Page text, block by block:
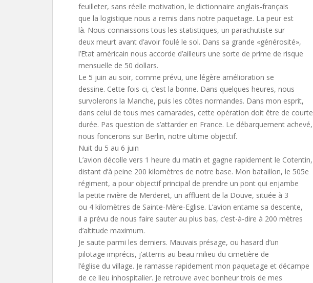
feuilleter, sans réelle motivation, le dictionnaire anglais-français
que la logistique nous a remis dans notre paquetage. La peur est
là. Nous connaissons tous les statistiques, un parachutiste sur
deux meurt avant d’avoir foulé le sol. Dans sa grande «générosité»,
l’Etat américain nous accorde d’ailleurs une sorte de prime de risque
mensuelle de 50 dollars.
Le 5 juin au soir, comme prévu, une légère amélioration se
dessine. Cette fois-ci, c’est la bonne. Dans quelques heures, nous
survolerons la Manche, puis les côtes normandes. Dans mon esprit,
dans celui de tous mes camarades, cette opération doit être de courte
durée. Pas question de s’attarder en France. Le débarquement achevé,
nous foncerons sur Berlin, notre ultime objectif.
Nuit du 5 au 6 juin
L’avion décolle vers 1 heure du matin et gagne rapidement le Cotentin,
distant d’à peine 200 kilomètres de notre base. Mon bataillon, le 505e
régiment, a pour objectif principal de prendre un pont qui enjambe
la petite rivière de Merderet, un affluent de la Douve, située à 3
ou 4 kilomètres de Sainte-Mère-Eglise. L’avion entame sa descente,
il a prévu de nous faire sauter au plus bas, c’est-à-dire à 200 mètres
d’altitude maximum.
Je saute parmi les derniers. Mauvais présage, ou hasard d’un
pilotage imprécis, j’atterris au beau milieu du cimetière de
l’église du village. Je ramasse rapidement mon paquetage et décampe
de ce lieu inhospitalier. Je retrouve avec bonheur trois de mes